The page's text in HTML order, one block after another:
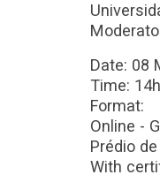
Date: 08
Time:
Format:
Online -
Prédio
With